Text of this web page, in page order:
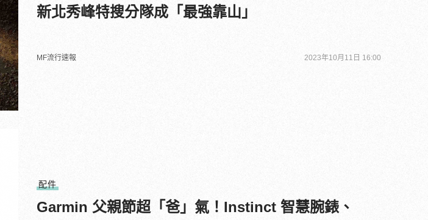
新北秀峰特搜分隊成「最強靠山」
MF流行速報 2023年10月11日 16:00
配件
Garmin 父親節超「爸」氣！Instinct 智慧腕錶、